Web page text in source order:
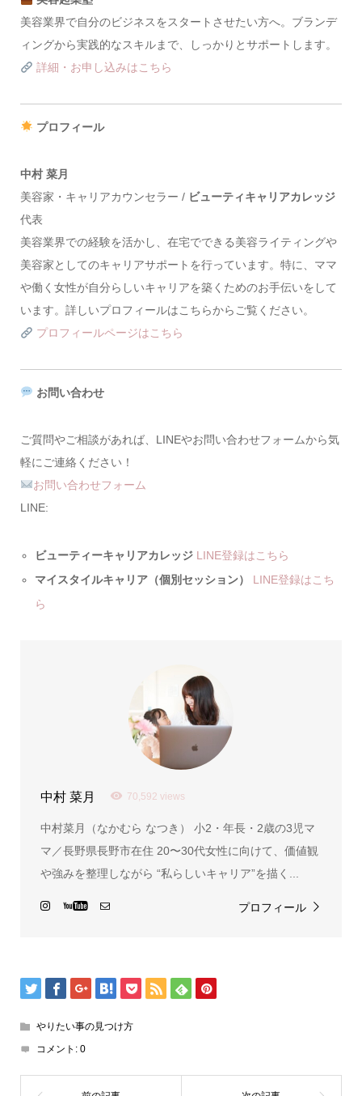
美容業界で自分のビジネスをスタートさせたい方へ。ブランデ
ィングから実践的なスキルまで、しっかりとサポートします。
詳細・お申し込みはこちら
プロフィール
中村 菜月
美容家・キャリアカウンセラー / ビューティキャリアカレッジ
代表
美容業界での経験を活かし、在宅でできる美容ライティングや
美容家としてのキャリアサポートを行っています。特に、ママ
や働く女性が自分らしいキャリアを築くためのお手伝いをして
います。詳しいプロフィールはこちらからご覧ください。
プロフィールページはこちら
お問い合わせ
ご質問やご相談があれば、LINEやお問い合わせフォームから気
軽にご連絡ください！
お問い合わせフォーム
LINE:
ビューティーキャリアカレッジ LINE登録はこちら
マイスタイルキャリア（個別セッション）
LINE登録はこち
ら
中村 菜月 70,592 views
中村菜月（なかむら なつき） 小2・年長・2歳の3児マ
マ／長野県長野市在住 20〜30代女性に向けて、価値観
や強みを整理しながら “私らしいキャリア”を描く...
プロフィール
やりたい事の見つけ方
コメント: 0